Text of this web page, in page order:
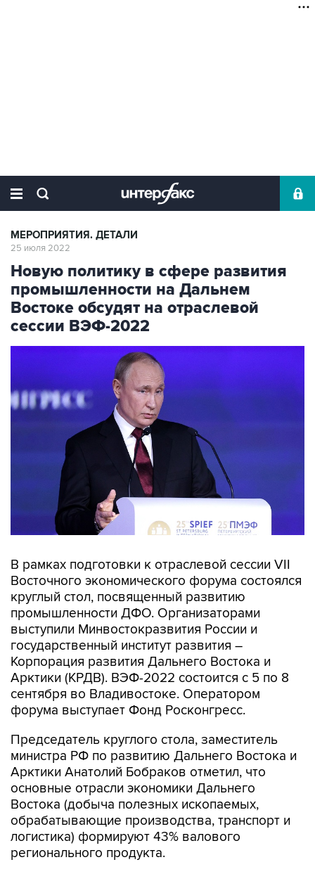
МЕРОПРИЯТИЯ. ДЕТАЛИ
25 июля 2022
Новую политику в сфере развития
промышленности на Дальнем
Востоке обсудят на отраслевой
сессии ВЭФ-2022
В рамках подготовки к отраслевой сессии VII
Восточного экономического форума состоялся
круглый стол, посвященный развитию
промышленности ДФО. Организаторами
выступили Минвостокразвития России и
государственный институт развития –
Корпорация развития Дальнего Востока и
Арктики (КРДВ). ВЭФ-2022 состоится с 5 по 8
сентября во Владивостоке. Оператором
форума выступает Фонд Росконгресс.
Председатель круглого стола, заместитель
министра РФ по развитию Дальнего Востока и
Арктики Анатолий Бобраков отметил, что
основные отрасли экономики Дальнего
Востока (добыча полезных ископаемых,
обрабатывающие производства, транспорт и
логистика) формируют 43% валового
регионального продукта.